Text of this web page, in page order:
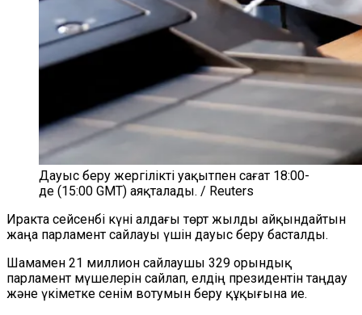
Дауыс беру жергілікті уақытпен сағат 18:00-
де (15:00 GMT) аяқталады. / Reuters
Иракта сейсенбі күні алдағы төрт жылды айқындайтын
жаңа парламент сайлауы үшін дауыс беру басталды.
Шамамен 21 миллион сайлаушы 329 орындық
парламент мүшелерін сайлап, елдің президентін таңдау
және үкіметке сенім вотумын беру құқығына ие.